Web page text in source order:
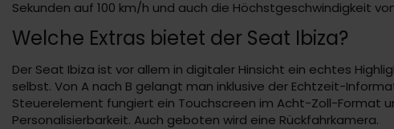
Sekunden auf 100 km/h und auch die Höchstgeschwindigkeit
Welche Extras bietet der Seat Ibiza?
Der Seat Ibiza ist vor allem in digitaler Hinsicht ein echtes
selbst. Von A nach B gelangt man inklusive der Echtzeit-
Steuerelement fungiert ein Touchscreen im Acht-Zoll-Format
Personalisierbarkeit. Auch geboten wird eine Rückfahrkamera.